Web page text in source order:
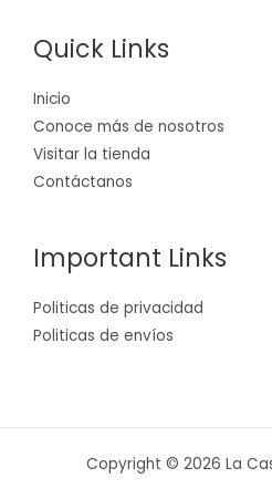
Quick Links
Inicio
Conoce más de nosotros
Visitar la tienda
Contáctanos
Important Links
Politicas de privacidad
Politicas de envíos
Copyright © 2026 La